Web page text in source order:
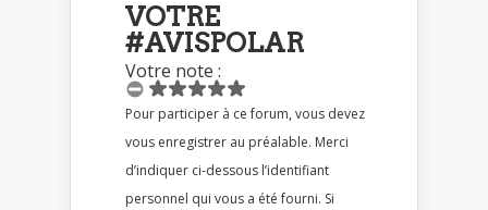
VOTRE
#AVISPOLAR
Votre note :
Pour participer à ce forum, vous devez
vous enregistrer au préalable. Merci
d’indiquer ci-dessous l’identifiant
personnel qui vous a été fourni. Si